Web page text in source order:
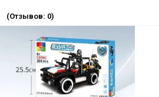
(Отзывов: 0)